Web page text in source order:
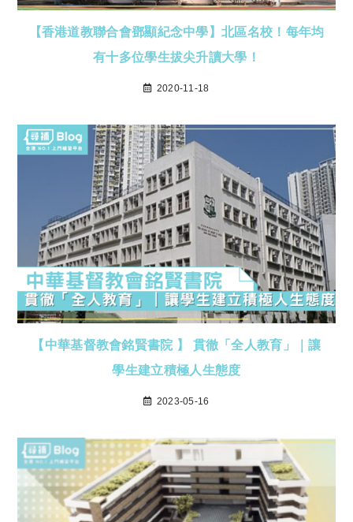
【香港道教聯合會鄧顯紀念中學】北區名校！每年均
有十多位學生拔尖升讀大學！
2020-11-18
【中華基督教會銘賢書院 】 貫徹「全人教育」｜讓
學生建立積極人生態度
2023-05-16